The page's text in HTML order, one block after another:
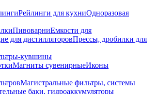
Рейлинги для кухниОдноразовая
ПивоварниЕмкости для
для дистилляторовПрессы, дробилки для
кувшины
Магниты сувенирныеИконы
Магистральные фильтры, системы
баки, гидроаккумуляторы